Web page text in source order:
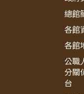
總館
各館
各館
公職
分關
台